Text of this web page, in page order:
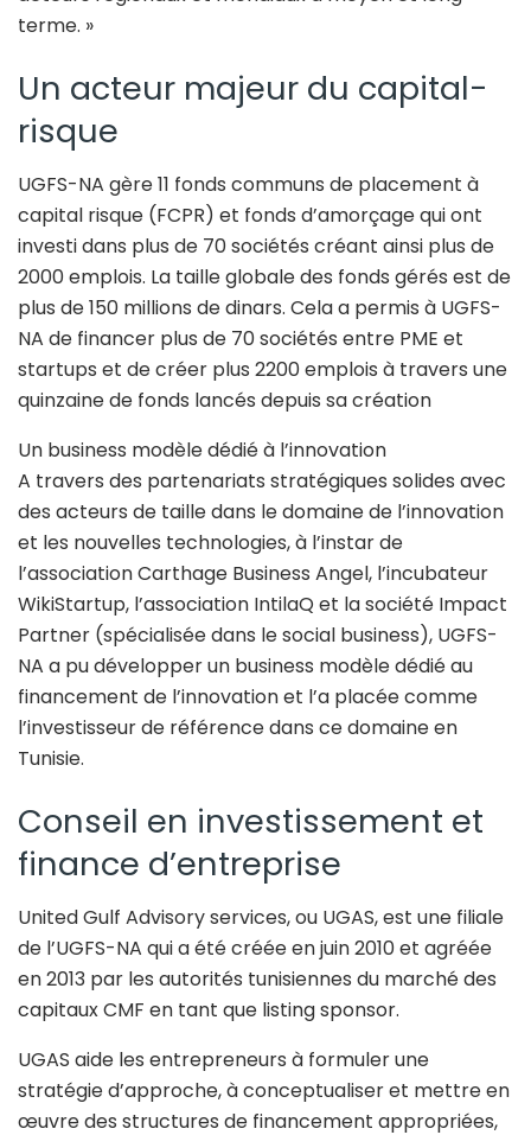
terme. »
Un acteur majeur du capital-
risque
UGFS-NA gère 11 fonds communs de placement à
capital risque (FCPR) et fonds d’amorçage qui ont
investi dans plus de 70 sociétés créant ainsi plus de
2000 emplois. La taille globale des fonds gérés est de
plus de 150 millions de dinars. Cela a permis à UGFS-
NA de financer plus de 70 sociétés entre PME et
startups et de créer plus 2200 emplois à travers une
quinzaine de fonds lancés depuis sa création
Un business modèle dédié à l’innovation
A travers des partenariats stratégiques solides avec
des acteurs de taille dans le domaine de l’innovation
et les nouvelles technologies, à l’instar de
l’association Carthage Business Angel, l’incubateur
WikiStartup, l’association IntilaQ et la société Impact
Partner (spécialisée dans le social business), UGFS-
NA a pu développer un business modèle dédié au
financement de l’innovation et l’a placée comme
l’investisseur de référence dans ce domaine en
Tunisie.
Conseil en investissement et
finance d’entreprise
United Gulf Advisory services, ou UGAS, est une filiale
de l’UGFS-NA qui a été créée en juin 2010 et agréée
en 2013 par les autorités tunisiennes du marché des
capitaux CMF en tant que listing sponsor.
UGAS aide les entrepreneurs à formuler une
stratégie d’approche, à conceptualiser et mettre en
œuvre des structures de financement appropriées,